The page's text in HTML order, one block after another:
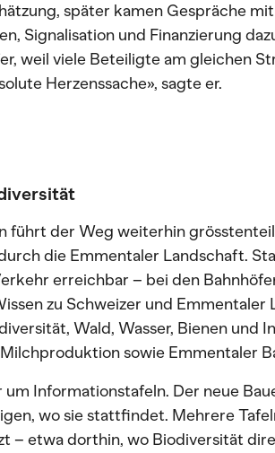
später kamen Gespräche
Signalisation und Finanzierung
weil viele Beteiligte am gleichen
Herzenssache», sagte er.
führt der Weg weiterhin
die Emmentaler Landschaft.
erreichbar – bei den
zu Schweizer und Emmentaler
Wald, Wasser, Bienen und
sowie Emmentaler
um Informationstafeln. Der neue
wo sie stattfindet. Mehrere
– etwa dorthin, wo Biodiversität